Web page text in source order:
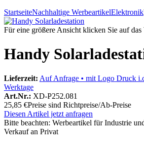
StartseiteNachhaltige WerbeartikelElektronik
Für eine größere Ansicht klicken Sie auf das
Handy
Lieferzeit: Auf Anfrage • mit Logo Druck
Werktage
Art.Nr.: XD-P252.081
25,85 €Preise sind Richtpreise/Ab-Preise
Diesen Artikel jetzt anfragen
Bitte beachten: Werbeartikel für Industrie
Verkauf an Privat